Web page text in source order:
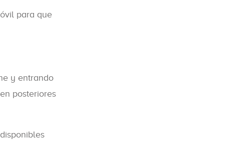
para que
y entrando
posteriores